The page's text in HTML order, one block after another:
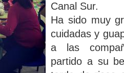
Canal Sur.
Ha sido muy
cuidadas y
a las
partido a su